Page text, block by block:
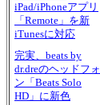
iPad/iPhoneアプリ
「Remote」を新
iTunesに対応
完実、beats by
dr.dreのヘッドフォ
ン「Beats Solo
HD」に新色